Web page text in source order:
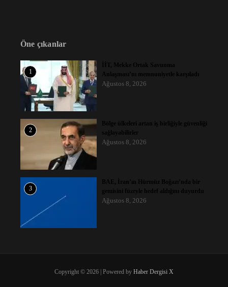
Öne çıkanlar
1
İİT, Mekke Ortak Savunma
Anlaşması’nı memnuniyetle karşıladı
Ağustos 8, 2026
2
Bölge ülkeleri artan iş birliğiyle güvenliği
sağlayabilirler
Ağustos 8, 2026
3
BAE, İran’ın Hürmüz Boğazı’nda bir
gemisini füzeyle hedef aldığını duyurdu
Ağustos 8, 2026
Copyright © 2026 | Powered by Haber Dergisi X